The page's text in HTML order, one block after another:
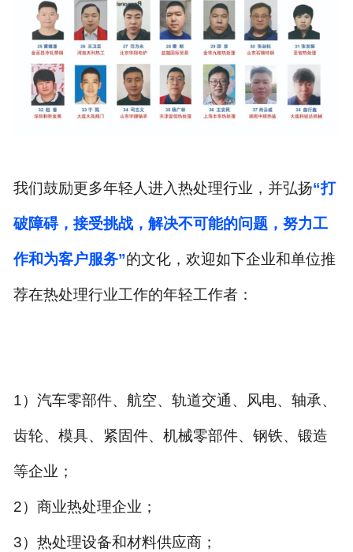
我们鼓励更多年轻人进入热处理行业，并弘扬“打
破障碍，接受挑战，解决不可能的问题，努力工
作和为客户服务”的文化，欢迎如下企业和单位推
荐在热处理行业工作的年轻工作者：
1）汽车零部件、航空、轨道交通、风电、轴承、
齿轮、模具、紧固件、机械零部件、钢铁、锻造
等企业；
2）商业热处理企业；
3）热处理设备和材料供应商；